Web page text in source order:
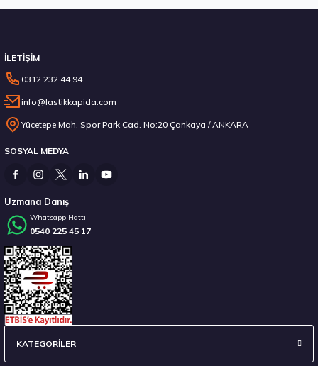
14.267,00 ₺
Stokta 12 Adet
İLETİŞİM
0312 232 44 94
info@lastikkapida.com
Yücetepe Mah. Spor Park Cad. No:20 Çankaya / ANKARA
SOSYAL MEDYA
Uzmana Danış
Whatsapp Hattı
0540 225 45 17
KATEGORİLER